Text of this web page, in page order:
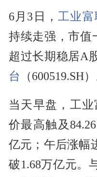
6月3日，工业富
持续走强，市值
超过长期稳居A
台 （600519.SH）
当天早盘，工
价最高触及
亿元；午后涨幅
破1.68万亿元。